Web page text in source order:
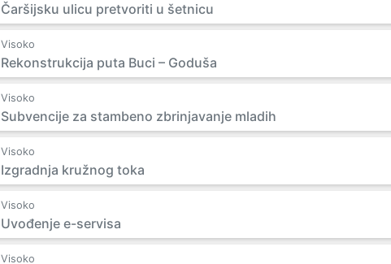
Čaršijsku ulicu pretvoriti u šetnicu
Visoko
Rekonstrukcija puta Buci – Goduša
Visoko
Subvencije za stambeno zbrinjavanje mladih
Visoko
Izgradnja kružnog toka
Visoko
Uvođenje e-servisa
Visoko